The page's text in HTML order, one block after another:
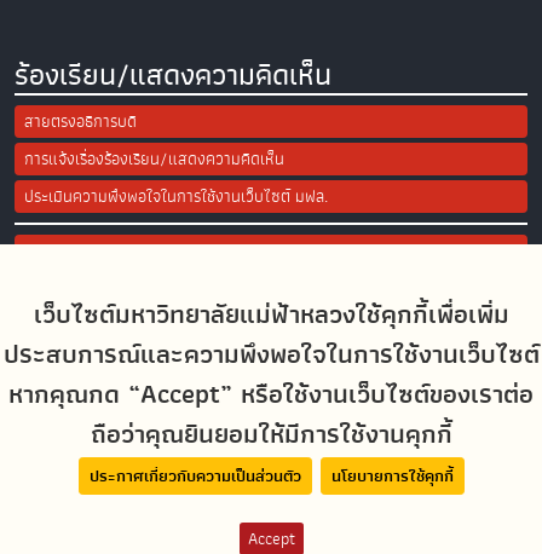
เว็บไซต์มหาวิทยาลัยแม่ฟ้าหลวงใช้คุกกี้เพื่อเพิ่ม
ประสบการณ์และความพึงพอใจในการใช้งานเว็บไซต์
หากคุณกด “Accept” หรือใช้งานเว็บไซต์ของเราต่อ
ถือว่าคุณยินยอมให้มีการใช้งานคุกกี้
ประกาศเกี่ยวกับความเป็นส่วนตัว นโยบายการใช้คุกกี้
Accept
ร้องเรียน/แสดงความคิดเห็น
สายตรงอธิการบดี
การแจ้งเรื่องร้องเรียน/แสดงความคิดเห็น
ประเมินความพึงพอใจในการใช้งานเว็บไซต์ มฟล.
Site Map
Social Media
MFUconnect